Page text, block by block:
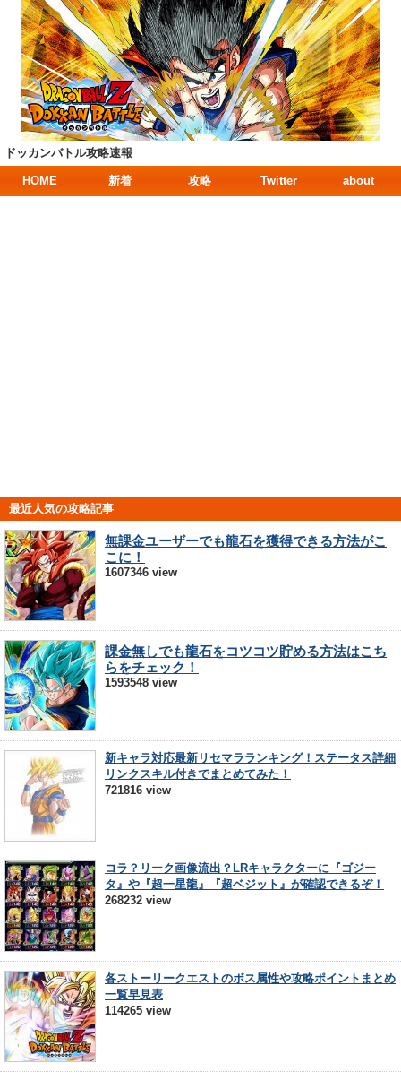
ドッカンバトル攻略速報
HOME 新着 攻略 Twitter about
最近人気の攻略記事
無課金ユーザーでも龍石を獲得できる方法がこ
こに！
1607346 view
課金無しでも龍石をコツコツ貯める方法はこち
らをチェック！
1593548 view
新キャラ対応最新リセマラランキング！ステータス詳細
リンクスキル付きでまとめてみた！
721816 view
コラ？リーク画像流出？LRキャラクターに『ゴジー
タ』や『超一星龍』『超ベジット』が確認できるぞ！
268232 view
各ストーリークエストのボス属性や攻略ポイントまとめ
一覧早見表
114265 view